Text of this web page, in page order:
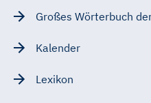
Großes Wörterbuch
Kalender
Lexikon